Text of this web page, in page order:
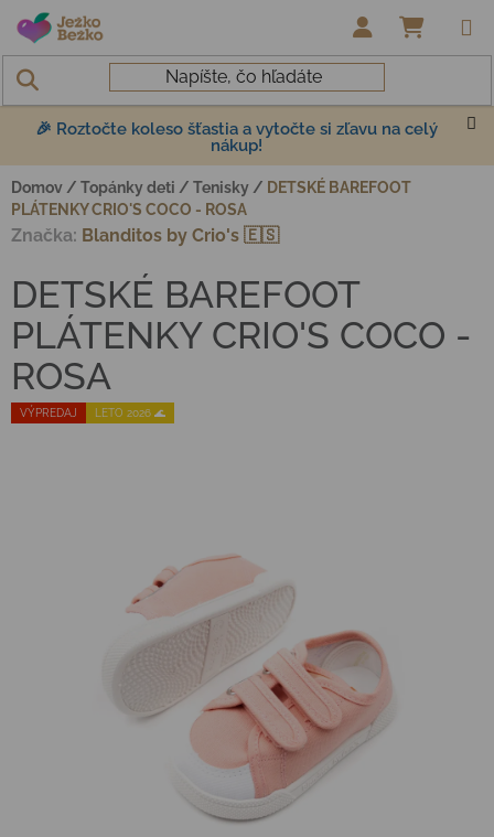
Prejsť na obsah
🎉 Roztočte koleso šťastia a vytočte si zľavu na celý
nákup!
Domov / Topánky deti / Tenisky / DETSKÉ BAREFOOT
PLÁTENKY CRIO'S COCO - ROSA
VÝPREDAJ LETO 2026 🌊
DETSKÉ BAREFOOT
PLÁTENKY CRIO'S COCO -
ROSA
Značka: Blanditos by Crio's 🇪🇸